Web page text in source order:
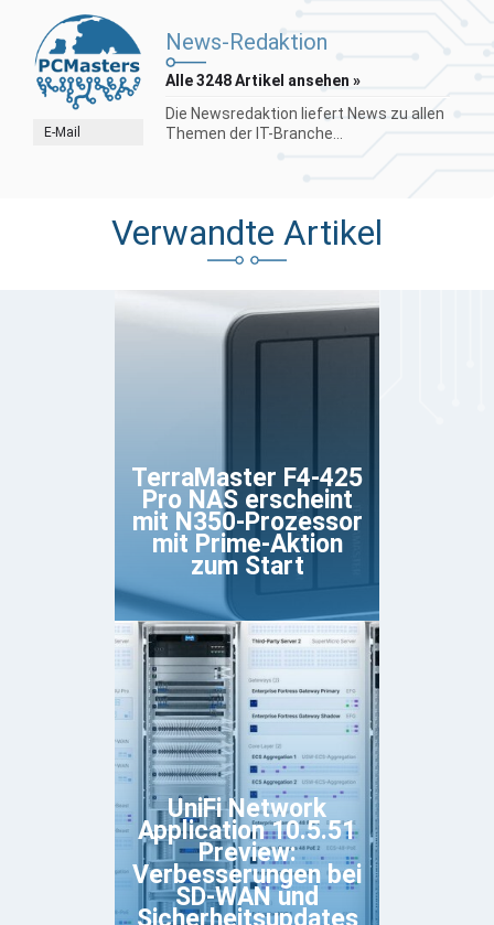
E-Mail
News-Redaktion
Alle 3248 Artikel ansehen »
Die Newsredaktion liefert News zu allen
Themen der IT-Branche...
Verwandte Artikel
TerraMaster F4-425
Pro NAS erscheint
mit N350-Prozessor
mit Prime-Aktion
zum Start
UniFi Network
Application 10.5.51
Preview:
Verbesserungen bei
SD-WAN und
Sicherheitsupdates